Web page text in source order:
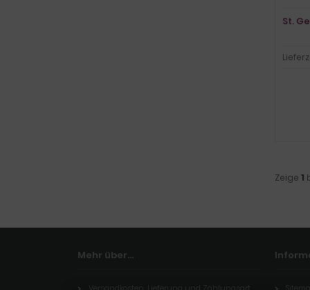
St.
Zeige 1
Mehr über...